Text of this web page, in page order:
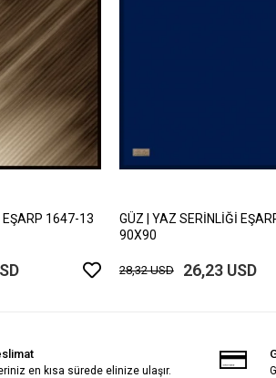
EŞARP 1647-13
GÜZ | YAZ SERİNLİĞİ
90X90
28,32 USD 26,23 USD
en kısa sürede elinize ulaşır.